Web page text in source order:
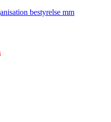
bestyrelse mm